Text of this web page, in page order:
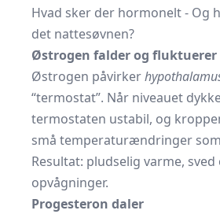
Hvad sker der hormonelt - Og
det nattesøvnen?
Østrogen falder og fluktuerer
Østrogen påvirker
“termostat”. Når niveauet
termostaten ustabil, og
små temperaturændringer
Resultat: pludselig varme,
opvågninger.
Progesteron daler